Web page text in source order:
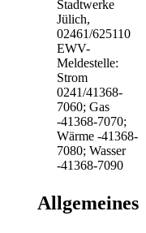
Stadtwerke
Jülich,
02461/625110
EWV-
Meldestelle:
Strom
0241/41368-
7060; Gas
-41368-7070;
Wärme -41368-
7080; Wasser
-41368-7090
Allgemeines